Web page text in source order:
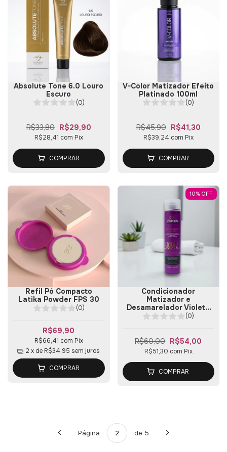
Absolute Tone 6.0 Louro
Escuro
(0)
R$33,80 R$29,90
R$28,41 com Pix
COMPRAR
V-Color Matizador Efeito
Platinado 100ml
(0)
R$45,90 R$41,30
R$39,24 com Pix
COMPRAR
Refil Pó Compacto
Latika Powder FPS 30
(0)
R$69,90
R$66,41 com Pix
2 x de R$34,95 sem juros
COMPRAR
10% OFF
Condicionador
Matizador e
Desamarelador Violeta
300ml
(0)
R$60,00 R$54,00
R$51,30 com Pix
COMPRAR
Página de 5